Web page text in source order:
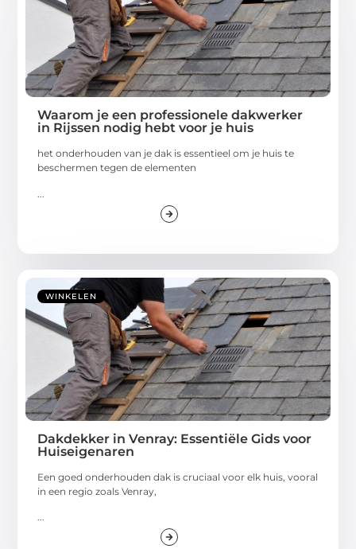
Waarom je een professionele dakwerker
in Rijssen nodig hebt voor je huis
het onderhouden van je dak is essentieel om je huis te
beschermen tegen de elementen
WINKELEN
Dakdekker in Venray: Essentiële Gids voor
Huiseigenaren
Een goed onderhouden dak is cruciaal voor elk huis, vooral
in een regio zoals Venray,
...